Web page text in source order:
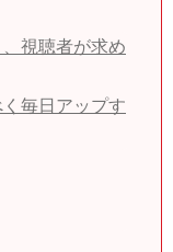
視聴者が求め
毎日アップす